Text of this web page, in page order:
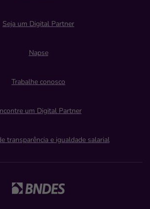
Seja um Digital Partner
Napse
Trabalhe conosco
um Digital Partner
transparência e igualdade salarial